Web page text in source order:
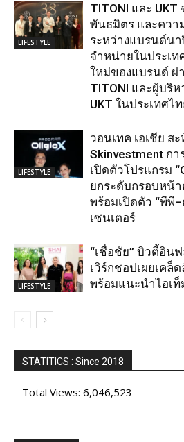
LIFESTYLE
TITONI และ
พันธมิตร และคว
ระหว่างแบรนด์น
จำหน่ายในประเ
ใหม่ของแบรนด์ ผ่
TITONI และผู้บริห
UKT ในประเทศไ
LIFESTYLE
วอนเทค เอเชีย ส
Skinvestment ก
เปิดตัวโปรแกรม
ยกระดับกรอบหน้
พร้อมเปิดตัว “พีพี
เซนเตอร์
LIFESTYLE
“เชื่อชัย” บิวตี้อิน
เวิร์กชอปเผยเคล็
พร้อมแนะนำไอเท็
STATITICS : Since 2018
Total Views: 6,046,523